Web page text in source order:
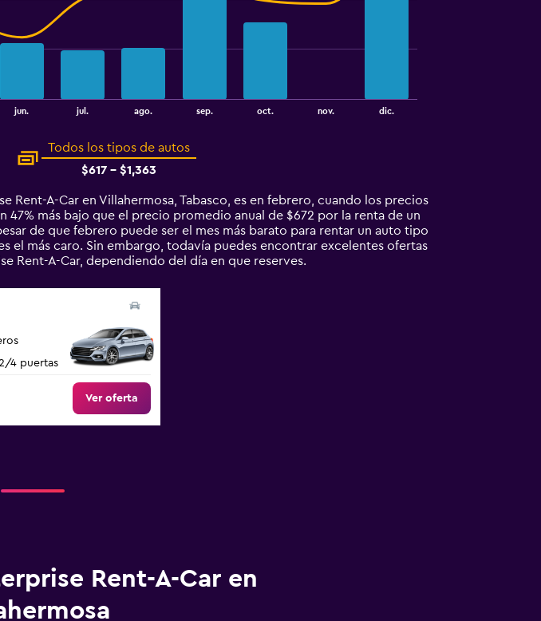
jun. jul. ago. sep. oct. nov. dic.
Todos los tipos de autos
$617 - $1,363
A-Car en Villahermosa, Tabasco, es en febrero, cuando los precios
más bajo que el precio promedio anual de $672 por la renta de un
de que febrero puede ser el mes más barato para rentar un auto tipo
el más caro. Sin embargo, todavía puedes encontrar excelentes ofertas
Rent-A-Car, dependiendo del día en que reserves.
4 puertas
Ver oferta
Rent-A-Car en